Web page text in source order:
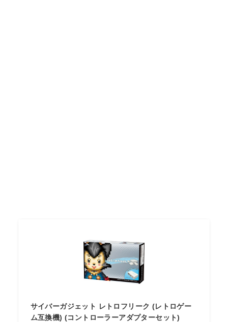
サイバーガジェット レトロフリーク (レトロゲー
ム互換機) (コントローラーアダプターセット)